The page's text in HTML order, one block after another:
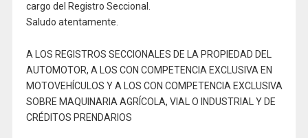
cargo del Registro Seccional.
Saludo atentamente.
A LOS REGISTROS SECCIONALES DE LA PROPIEDAD DEL
AUTOMOTOR, A LOS CON COMPETENCIA EXCLUSIVA EN
MOTOVEHÍCULOS Y A LOS CON COMPETENCIA EXCLUSIVA
SOBRE MAQUINARIA AGRÍCOLA, VIAL O INDUSTRIAL Y DE
CRÉDITOS PRENDARIOS